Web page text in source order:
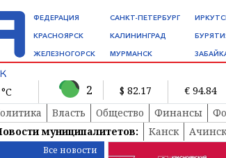
ФЕДЕРАЦИЯ
КРАСНОЯРСК
ЖЕЛЕЗНОГОРСК
САНКТ-ПЕТЕРБУРГ
КАЛИНИНГРАД
МУРМАНСК
°C 2 $ 82.17 € 94.84
Власть Общество Финансы
муниципалитетов:
Канск Ачинск
Все новости